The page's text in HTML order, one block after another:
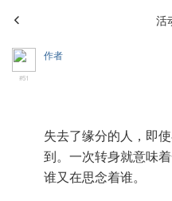
活
作者
#51
失去了缘分的人，即
到。一次转身就意味
谁又在思念着谁。